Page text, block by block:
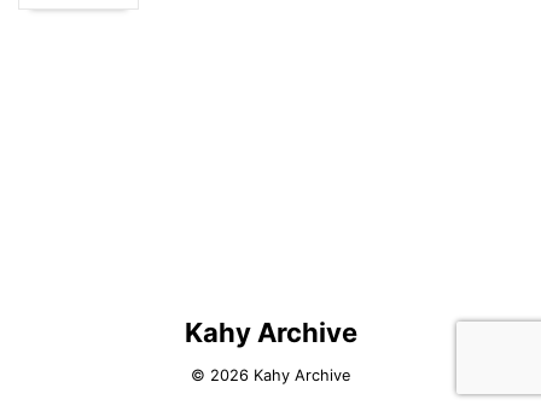
Kahy Archive
© 2026 Kahy Archive